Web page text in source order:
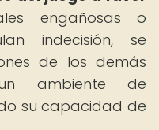
engañosas o
indecisión, se
de los demás
ambiente de
su capacidad de